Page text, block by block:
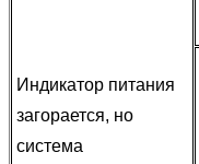
Индикатор питания
загорается, но
система